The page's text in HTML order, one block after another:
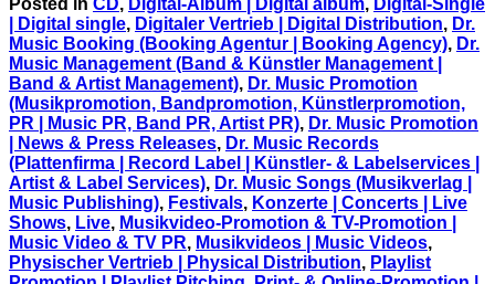
Posted in CD, Digital-Album | Digital album, Digital-Single
| Digital single, Digitaler Vertrieb | Digital Distribution, Dr.
Music Booking (Booking Agentur | Booking Agency), Dr.
Music Management (Band & Künstler Management |
Band & Artist Management), Dr. Music Promotion
(Musikpromotion, Bandpromotion, Künstlerpromotion,
PR | Music PR, Band PR, Artist PR), Dr. Music Promotion
| News & Press Releases, Dr. Music Records
(Plattenfirma | Record Label | Künstler- & Labelservices |
Artist & Label Services), Dr. Music Songs (Musikverlag |
Music Publishing), Festivals, Konzerte | Concerts | Live
Shows, Live, Musikvideo-Promotion & TV-Promotion |
Music Video & TV PR, Musikvideos | Music Videos,
Physischer Vertrieb | Physical Distribution, Playlist